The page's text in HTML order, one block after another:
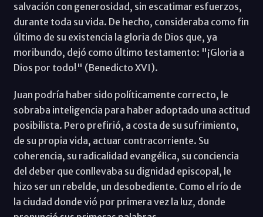
salvación con generosidad, sin escatimar esfuerzos,
durante toda su vida. De hecho, consideraba como fin
último de su existencia la gloria de Dios que, ya
moribundo, dejó como último testamento: "¡Gloria a
Dios por todo!" (Benedicto XVI).
Juan podría haber sido políticamente correcto, le
sobraba inteligencia para haber adoptado una actitud
posibilista. Pero prefirió, a costa de su sufrimiento,
de su propia vida, actuar contracorriente. Su
coherencia, su radicalidad evangélica, su conciencia
del deber que conllevaba su dignidad episcopal, le
hizo ser un rebelde, un desobediente. Como el río de
la ciudad donde vió por primera vez la luz, donde